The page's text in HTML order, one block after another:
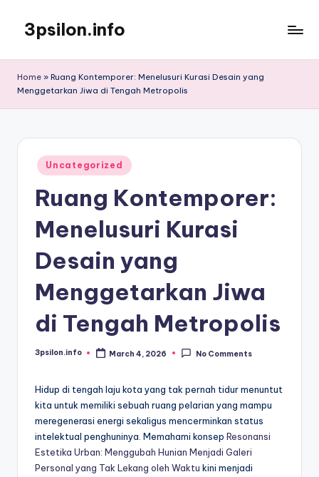
content
3psilon.info
Ada
Home » Ruang Kontemporer: Menelusuri Kurasi Desain yang
Menggetarkan Jiwa di Tengah Metropolis
Posted
in
Uncategorized
Ruang Kontemporer:
Menelusuri Kurasi
Desain yang
Menggetarkan Jiwa
di Tengah Metropolis
Posted
3psilon.info March 4, 2026 No Comments
Hidup di tengah laju kota yang tak pernah tidur menuntut
kita untuk memiliki sebuah ruang pelarian yang mampu
meregenerasi energi sekaligus mencerminkan status
intelektual penghuninya. Memahami konsep Resonansi
Estetika Urban: Menggubah Hunian Menjadi Galeri
Personal yang Tak Lekang oleh Waktu kini menjadi